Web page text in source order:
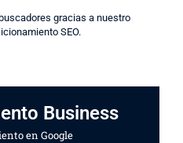
gracias a nuestro
SEO.
Business
en Google